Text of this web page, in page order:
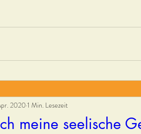
meine seelische
20201 Min. Lesezeit